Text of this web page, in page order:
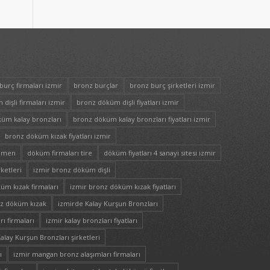
firmaları izmir bronz burçlar
bronz burç şirketleri izmir
dişli firmaları izmir
bronz döküm dişli fiyatları izmir
kalay bronzları
bronz döküm kalay bronzları fiyatları izmir
bronz döküm kızak fiyatları izmir
döküm firmaları tire
döküm fiyatları 4 sanayi sitesi izmir
izmir bronz döküm dişli
kızak firmaları
izmir bronz döküm kızak fiyatları
döküm kızak
izmirde Kalay Kurşun Bronzları
firmaları
izmir kalay bronzları fiyatları
Kurşun Bronzları şirketleri
izmir mangan bronz alaşımları firmaları